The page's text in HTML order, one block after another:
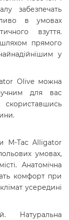
забезпечать
в умовах
взуття.
прямого
у
Olive можна
для вас
M-Tac Alligator
умовах,
Анатомічна
комфорт при
усередині
Натуральна